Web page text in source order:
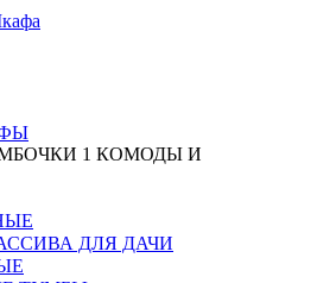
КОМОДЫ И
ДЛЯ ДАЧИ